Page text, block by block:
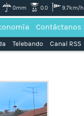
0mm 0.0 9.7km/h
Contáctanos
Telebando Canal RSS